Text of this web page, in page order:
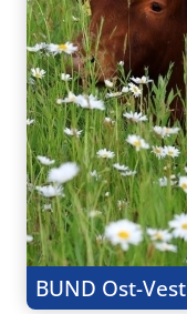
BUND Ost-Vest